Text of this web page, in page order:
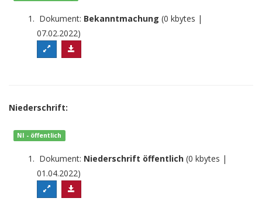
Dokument: Bekanntmachung (0 kbytes |
07.02.2022)
Niederschrift:
NI - öffentlich
Dokument: Niederschrift öffentlich (0 kbytes |
01.04.2022)